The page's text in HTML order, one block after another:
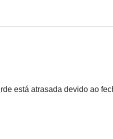
está atrasada devido ao